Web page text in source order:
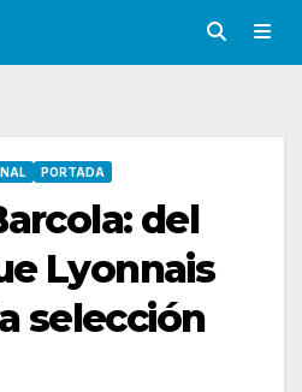
PORTADA
del
Lyonnais
selección